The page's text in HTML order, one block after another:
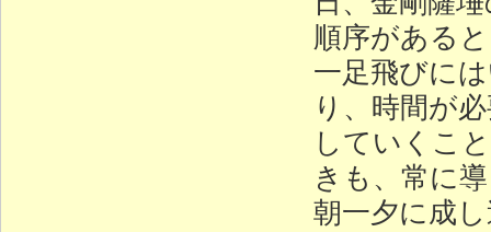
順序がある
一足飛びに
り、時間が
していくこ
きも、常に
朝一夕に成